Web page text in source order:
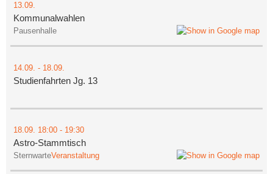
13.09.
Kommunalwahlen
Pausenhalle
14.09. - 18.09.
Studienfahrten Jg. 13
18.09. 18:00 - 19:30
Astro-Stammtisch
SternwarteVeranstaltung